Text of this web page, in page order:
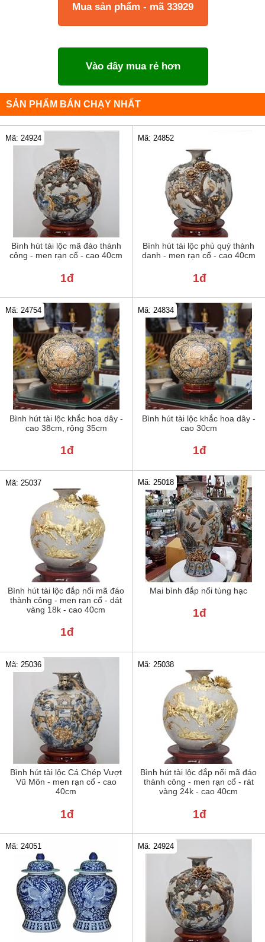
Mua sản phẩm - mã 33929
Vào đây mua rẻ hơn
SẢN PHẨM BÁN CHẠY NHẤT
Bình hút tài lộc mã đáo thành
công - men rạn cổ - cao 40cm
Mã: 24924
1đ
Bình hút tài lộc phú quý thành
danh - men rạn cổ - cao 40cm
Mã: 24852
1đ
Bình hút tài lộc khắc hoa dây -
cao 38cm, rộng 35cm
Mã: 24754
1đ
Bình hút tài lộc khắc hoa dây -
cao 30cm
Mã: 24834
1đ
Bình hút tài lộc đắp nổi mã đáo
thành công - men rạn cổ - dát
vàng 18k - cao 40cm
Mã: 25037
1đ
Mai bình đắp nổi tùng hạc
Mã: 25018
1đ
Bình hút tài lộc Cá Chép Vượt
Vũ Môn - men rạn cổ - cao
40cm
Mã: 25036
1đ
Bình hút tài lộc đắp nổi mã đáo
thành công - men rạn cổ - rát
vàng 24k - cao 40cm
Mã: 25038
1đ
Mã: 24051 Mã: 24924